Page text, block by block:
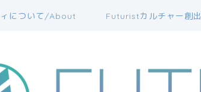
について/About Futuristカルチャー創出